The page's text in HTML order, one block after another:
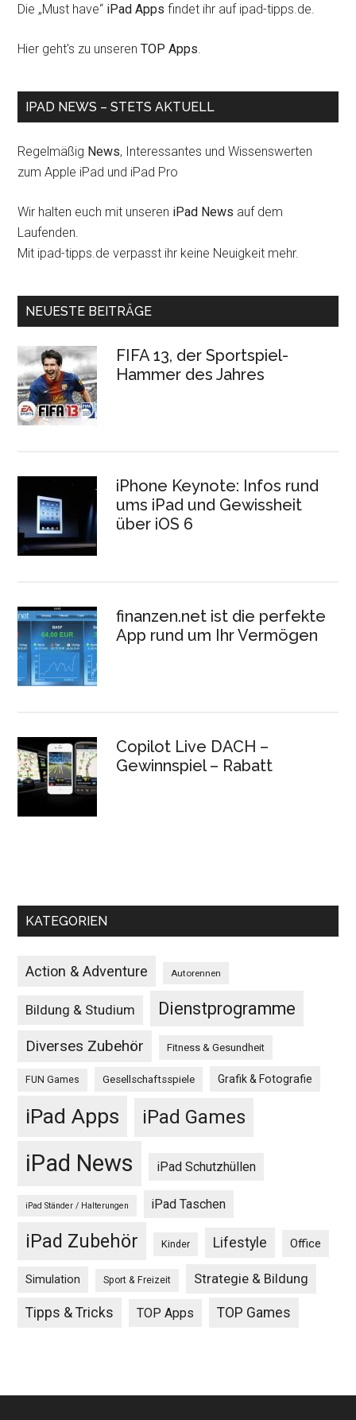
Die „Must have“ iPad Apps findet ihr auf ipad-tipps.de.
Hier geht's zu unserenTOP Apps.
IPAD NEWS – STETS AKTUELL
Regelmäßig News, Interessantes und Wissenswerten
zum Apple iPad und iPad Pro
Wir halten euch mit unseren iPad News auf dem
Laufenden.
Mit ipad-tipps.de verpasst ihr keine Neuigkeit mehr.
NEUESTE BEITRÄGE
FIFA 13, der Sportspiel-
Hammer des Jahres
iPhone Keynote: Infos rund
ums iPad und Gewissheit
über iOS 6
finanzen.net ist die perfekte
App rund um Ihr Vermögen
Copilot Live DACH –
Gewinnspiel – Rabatt
KATEGORIEN
Action & Adventure Autorennen
Bildung & Studium Dienstprogramme
Diverses Zubehör Fitness & Gesundheit
FUN Games Gesellschaftsspiele Grafik & Fotografie
iPad Apps iPad Games
iPad News iPad Schutzhüllen
iPad Ständer / Halterungen iPad Taschen
iPad Zubehör Kinder Lifestyle Office
Simulation Sport & Freizeit Strategie & Bildung
Tipps & Tricks TOP Apps TOP Games